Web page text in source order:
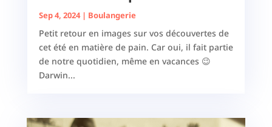
Sep 4, 2024| Boulangerie
Petit retour en images sur vos découvertes de
cet été en matière de pain. Car oui, il fait partie
de notre quotidien, même en vacances 😉
Darwin...